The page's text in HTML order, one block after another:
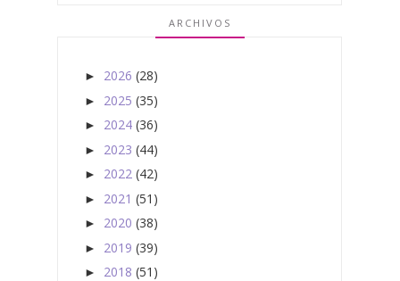
ARCHIVOS
► 2026 (28)
► 2025 (35)
► 2024 (36)
► 2023 (44)
► 2022 (42)
► 2021 (51)
► 2020 (38)
► 2019 (39)
► 2018 (51)